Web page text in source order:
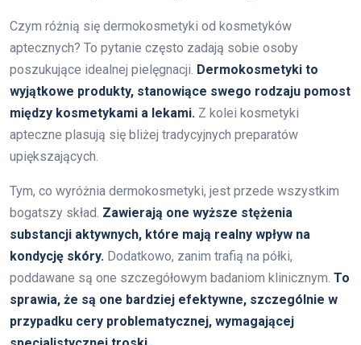
Czym różnią się dermokosmetyki od kosmetyków
aptecznych? To pytanie często zadają sobie osoby
poszukujące idealnej pielęgnacji. Dermokosmetyki to
wyjątkowe produkty, stanowiące swego rodzaju pomost
między kosmetykami a lekami. Z kolei kosmetyki
apteczne plasują się bliżej tradycyjnych preparatów
upiększających.
Tym, co wyróżnia dermokosmetyki, jest przede wszystkim
bogatszy skład. Zawierają one wyższe stężenia
substancji aktywnych, które mają realny wpływ na
kondycję skóry. Dodatkowo, zanim trafią na półki,
poddawane są one szczegółowym badaniom klinicznym. To
sprawia, że są one bardziej efektywne, szczególnie w
przypadku cery problematycznej, wymagającej